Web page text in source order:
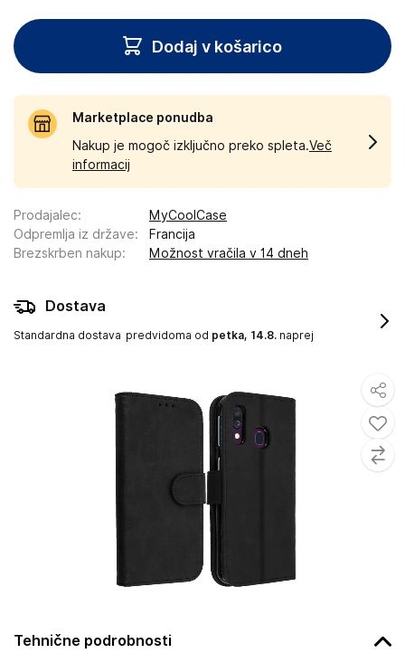
Tehnične podrobnosti
Dodaj v košarico
Marketplace ponudba
Nakup je mogoč izključno preko spleta.Več
informacij
Prodajalec:
MyCoolCase
Odpremlja iz države:
Francija
Brezskrben nakup: Možnost vračila v 14 dneh
Dostava
Standardna dostava predvidoma od petka, 14.8. naprej